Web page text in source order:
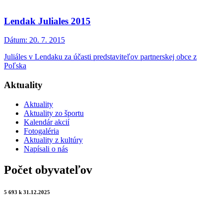
Lendak Juliales 2015
Dátum: 20. 7. 2015
Juliáles v Lendaku za účasti predstaviteľov partnerskej obce z
Poľska
Aktuality
Aktuality
Aktuality zo športu
Kalendár akcií
Fotogaléria
Aktuality z kultúry
Napísali o nás
Počet obyvateľov
5 693 k 31.12.2025